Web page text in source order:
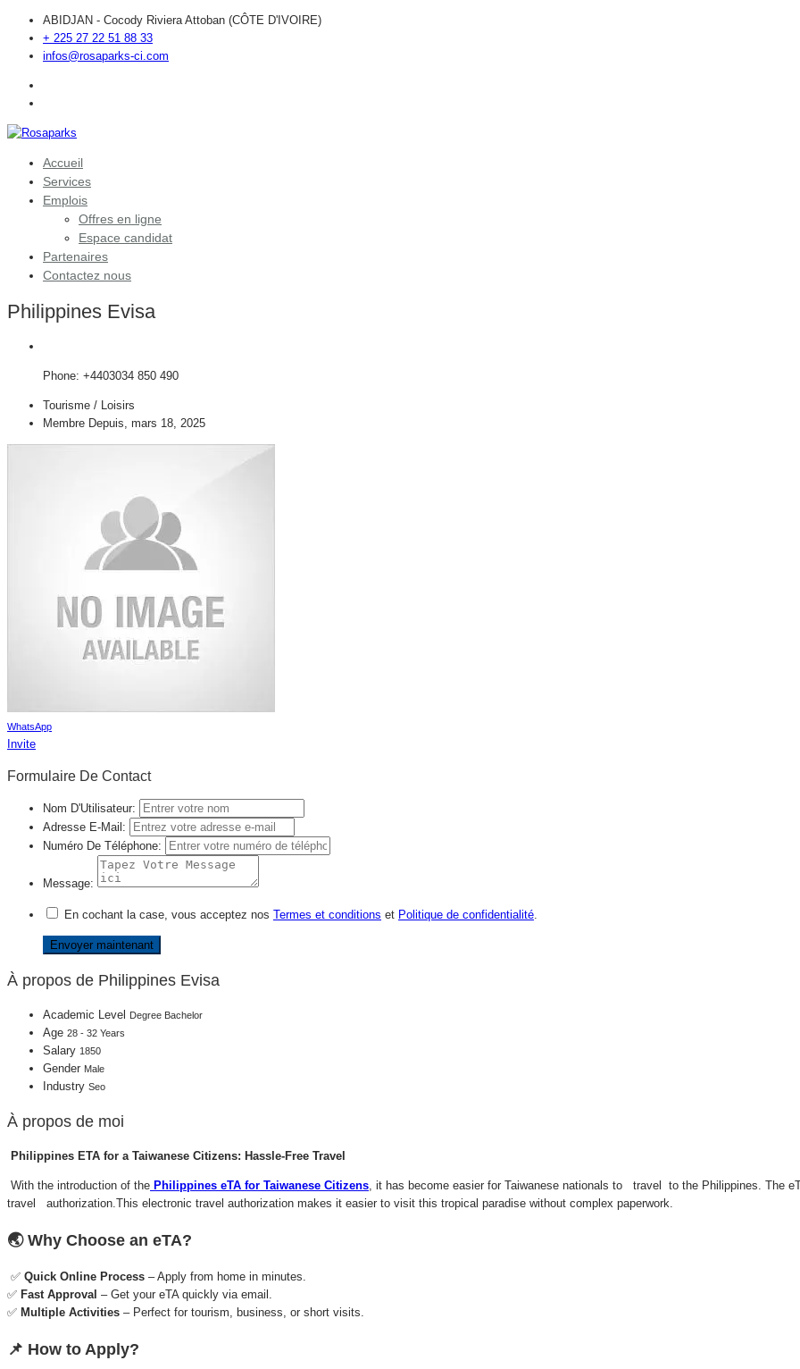
ABIDJAN - Cocody Riviera Attoban (CÔTE D'IVOIRE)
+ 225 27 22 51 88 33
infos@rosaparks-ci.com
Accueil
Services
Emplois
Offres en ligne
Espace candidat
Partenaires
Contactez nous
Philippines Evisa
Phone: +4403034 850 490
Tourisme / Loisirs
Membre Depuis, mars 18, 2025
WhatsApp
Invite
Formulaire De Contact
Nom D'Utilisateur:
Adresse E-Mail:
Numéro De Téléphone:
Message:
En cochant la case, vous acceptez nos Termes et conditions et Politique de confidentialité.
À propos de Philippines Evisa
Academic Level Degree Bachelor
Age 28 - 32 Years
Salary 1850
Gender Male
Industry Seo
À propos de moi
Philippines ETA for a Taiwanese Citizens: Hassle-Free Travel
With the introduction of the Philippines eTA for Taiwanese Citizens , it has become easier for Taiwanese nationals to travel to the Philippines. The
travel authorization.This electronic travel authorization makes it easier to visit this tropical paradise without complex paperwork.
🌏 Why Choose an eTA?
✅ Quick Online Process – Apply from home in minutes.
✅ Fast Approval – Get your eTA quickly via email.
✅ Multiple Activities – Perfect for tourism, business, or short visits.
📌 How to Apply?